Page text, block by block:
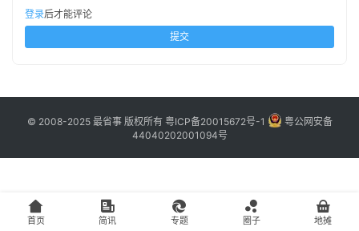
摊
端
稿
登录后才能评论
提交
© 2008-2025 最省事 版权所有 粤ICP备20015672号-1
粤公网安备
44040202001094号
首页 简讯 专题 圈子 地摊